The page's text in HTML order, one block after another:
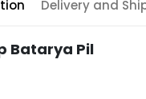
Delivery and
Batarya Pil